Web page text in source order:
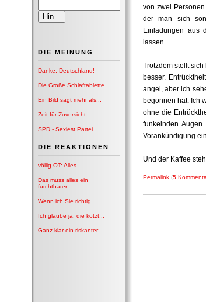
DIE MEINUNG
Danke, Deutschland!
Die Große Schlaftablette
Ein Bild sagt mehr als...
Zeit für Zuversicht
SPD - Sexiest Partei...
DIE REAKTIONEN
völlig OT: Alles...
Das muss alles ein
furchtbarer...
Wenn ich Sie richtig...
Ich glaube ja, die kotzt...
Ganz klar ein riskanter...
von zwei
der man sich
Einladungen aus
lassen.
Trotzdem stellt
besser.
angel, aber ich
begonnen hat. Ich
ohne die
funkelnden
Vorankündigung
Und der Kaffee
Permalink (5